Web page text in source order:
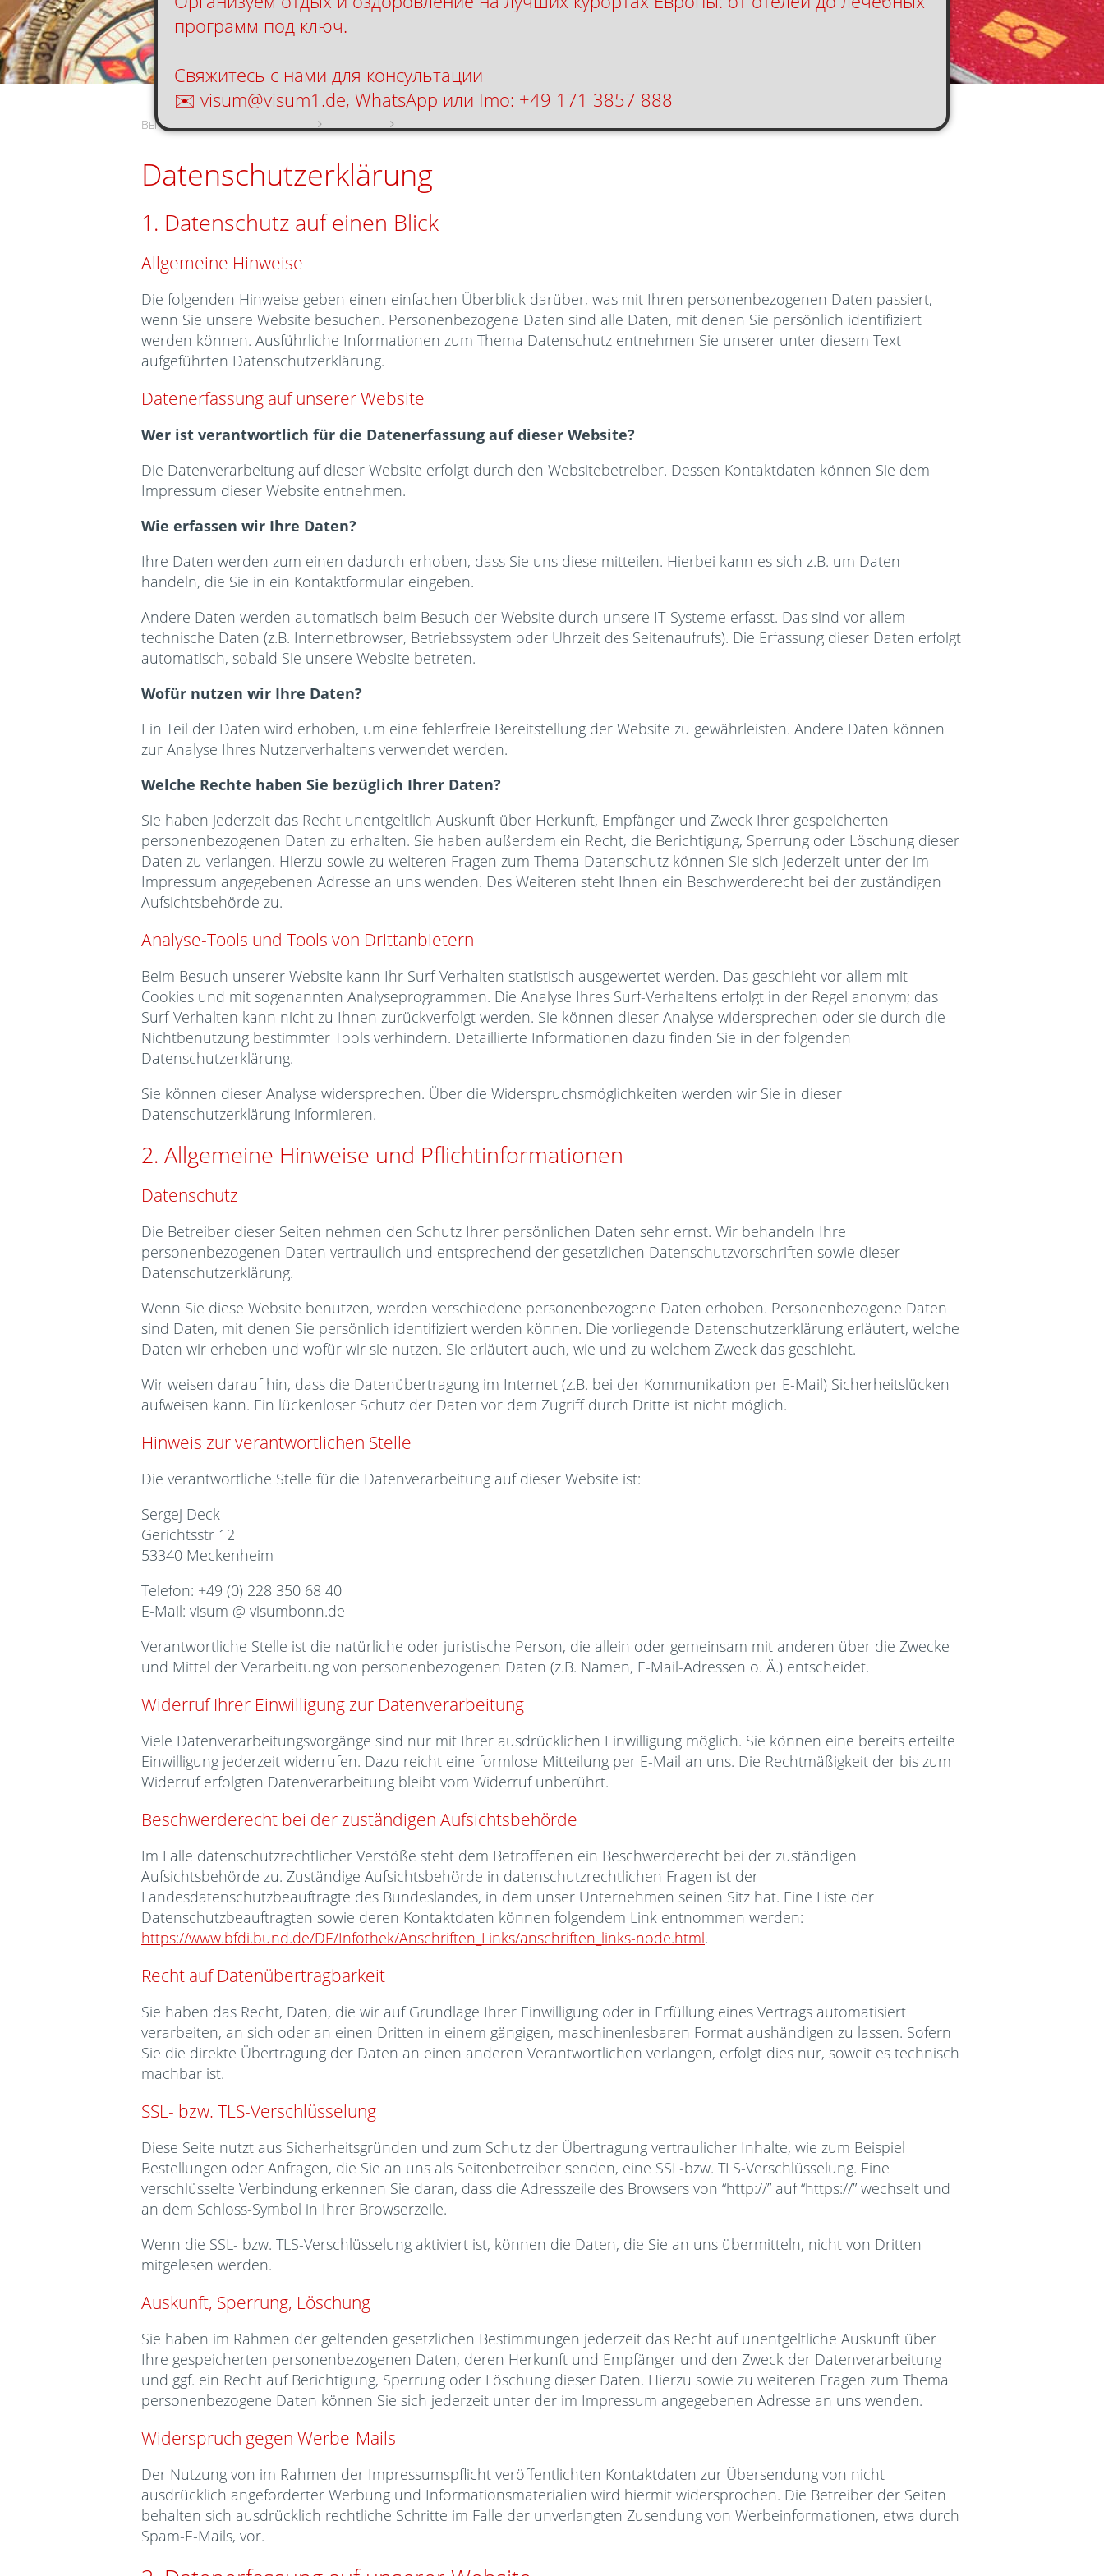
программ под ключ.
Свяжитесь с нами для консультации
✉️ visum@visum1.de, WhatsApp или Imo: +49 171 3857 888
Вы находитесь тут: Главная Контакт Datenschutz
Datenschutzerklärung
1. Datenschutz auf einen Blick
Allgemeine Hinweise
Die folgenden Hinweise geben einen einfachen Überblick darüber, was mit Ihren personenbezogenen Daten passiert,
wenn Sie unsere Website besuchen. Personenbezogene Daten sind alle Daten, mit denen Sie persönlich identifiziert
werden können. Ausführliche Informationen zum Thema Datenschutz entnehmen Sie unserer unter diesem Text
aufgeführten Datenschutzerklärung.
Datenerfassung auf unserer Website
Wer ist verantwortlich für die Datenerfassung auf dieser Website?
Die Datenverarbeitung auf dieser Website erfolgt durch den Websitebetreiber. Dessen Kontaktdaten können Sie dem
Impressum dieser Website entnehmen.
Wie erfassen wir Ihre Daten?
Ihre Daten werden zum einen dadurch erhoben, dass Sie uns diese mitteilen. Hierbei kann es sich z.B. um Daten
handeln, die Sie in ein Kontaktformular eingeben.
Andere Daten werden automatisch beim Besuch der Website durch unsere IT-Systeme erfasst. Das sind vor allem
technische Daten (z.B. Internetbrowser, Betriebssystem oder Uhrzeit des Seitenaufrufs). Die Erfassung dieser Daten erfolgt
automatisch, sobald Sie unsere Website betreten.
Wofür nutzen wir Ihre Daten?
Ein Teil der Daten wird erhoben, um eine fehlerfreie Bereitstellung der Website zu gewährleisten. Andere Daten können
zur Analyse Ihres Nutzerverhaltens verwendet werden.
Welche Rechte haben Sie bezüglich Ihrer Daten?
Sie haben jederzeit das Recht unentgeltlich Auskunft über Herkunft, Empfänger und Zweck Ihrer gespeicherten
personenbezogenen Daten zu erhalten. Sie haben außerdem ein Recht, die Berichtigung, Sperrung oder Löschung dieser
Daten zu verlangen. Hierzu sowie zu weiteren Fragen zum Thema Datenschutz können Sie sich jederzeit unter der im
Impressum angegebenen Adresse an uns wenden. Des Weiteren steht Ihnen ein Beschwerderecht bei der zuständigen
Aufsichtsbehörde zu.
Analyse-Tools und Tools von Drittanbietern
Beim Besuch unserer Website kann Ihr Surf-Verhalten statistisch ausgewertet werden. Das geschieht vor allem mit
Cookies und mit sogenannten Analyseprogrammen. Die Analyse Ihres Surf-Verhaltens erfolgt in der Regel anonym; das
Surf-Verhalten kann nicht zu Ihnen zurückverfolgt werden. Sie können dieser Analyse widersprechen oder sie durch die
Nichtbenutzung bestimmter Tools verhindern. Detaillierte Informationen dazu finden Sie in der folgenden
Datenschutzerklärung.
Sie können dieser Analyse widersprechen. Über die Widerspruchsmöglichkeiten werden wir Sie in dieser
Datenschutzerklärung informieren.
2. Allgemeine Hinweise und Pflichtinformationen
Datenschutz
Die Betreiber dieser Seiten nehmen den Schutz Ihrer persönlichen Daten sehr ernst. Wir behandeln Ihre
personenbezogenen Daten vertraulich und entsprechend der gesetzlichen Datenschutzvorschriften sowie dieser
Datenschutzerklärung.
Wenn Sie diese Website benutzen, werden verschiedene personenbezogene Daten erhoben. Personenbezogene Daten
sind Daten, mit denen Sie persönlich identifiziert werden können. Die vorliegende Datenschutzerklärung erläutert, welche
Daten wir erheben und wofür wir sie nutzen. Sie erläutert auch, wie und zu welchem Zweck das geschieht.
Wir weisen darauf hin, dass die Datenübertragung im Internet (z.B. bei der Kommunikation per E-Mail) Sicherheitslücken
aufweisen kann. Ein lückenloser Schutz der Daten vor dem Zugriff durch Dritte ist nicht möglich.
Hinweis zur verantwortlichen Stelle
Die verantwortliche Stelle für die Datenverarbeitung auf dieser Website ist:
Sergej Deck
Gerichtsstr 12
53340 Meckenheim
Telefon: +49 (0) 228 350 68 40
E-Mail: visum @ visumbonn.de
Verantwortliche Stelle ist die natürliche oder juristische Person, die allein oder gemeinsam mit anderen über die Zwecke
und Mittel der Verarbeitung von personenbezogenen Daten (z.B. Namen, E-Mail-Adressen o. Ä.) entscheidet.
Widerruf Ihrer Einwilligung zur Datenverarbeitung
Viele Datenverarbeitungsvorgänge sind nur mit Ihrer ausdrücklichen Einwilligung möglich. Sie können eine bereits erteilte
Einwilligung jederzeit widerrufen. Dazu reicht eine formlose Mitteilung per E-Mail an uns. Die Rechtmäßigkeit der bis zum
Widerruf erfolgten Datenverarbeitung bleibt vom Widerruf unberührt.
Beschwerderecht bei der zuständigen Aufsichtsbehörde
Im Falle datenschutzrechtlicher Verstöße steht dem Betroffenen ein Beschwerderecht bei der zuständigen
Aufsichtsbehörde zu. Zuständige Aufsichtsbehörde in datenschutzrechtlichen Fragen ist der
Landesdatenschutzbeauftragte des Bundeslandes, in dem unser Unternehmen seinen Sitz hat. Eine Liste der
Datenschutzbeauftragten sowie deren Kontaktdaten können folgendem Link entnommen werden:
https://www.bfdi.bund.de/DE/Infothek/Anschriften_Links/anschriften_links-node.html.
Recht auf Datenübertragbarkeit
Sie haben das Recht, Daten, die wir auf Grundlage Ihrer Einwilligung oder in Erfüllung eines Vertrags automatisiert
verarbeiten, an sich oder an einen Dritten in einem gängigen, maschinenlesbaren Format aushändigen zu lassen. Sofern
Sie die direkte Übertragung der Daten an einen anderen Verantwortlichen verlangen, erfolgt dies nur, soweit es technisch
machbar ist.
SSL- bzw. TLS-Verschlüsselung
Diese Seite nutzt aus Sicherheitsgründen und zum Schutz der Übertragung vertraulicher Inhalte, wie zum Beispiel
Bestellungen oder Anfragen, die Sie an uns als Seitenbetreiber senden, eine SSL-bzw. TLS-Verschlüsselung. Eine
verschlüsselte Verbindung erkennen Sie daran, dass die Adresszeile des Browsers von “http://” auf “https://” wechselt und
an dem Schloss-Symbol in Ihrer Browserzeile.
Wenn die SSL- bzw. TLS-Verschlüsselung aktiviert ist, können die Daten, die Sie an uns übermitteln, nicht von Dritten
mitgelesen werden.
Auskunft, Sperrung, Löschung
Sie haben im Rahmen der geltenden gesetzlichen Bestimmungen jederzeit das Recht auf unentgeltliche Auskunft über
Ihre gespeicherten personenbezogenen Daten, deren Herkunft und Empfänger und den Zweck der Datenverarbeitung
und ggf. ein Recht auf Berichtigung, Sperrung oder Löschung dieser Daten. Hierzu sowie zu weiteren Fragen zum Thema
personenbezogene Daten können Sie sich jederzeit unter der im Impressum angegebenen Adresse an uns wenden.
Widerspruch gegen Werbe-Mails
Der Nutzung von im Rahmen der Impressumspflicht veröffentlichten Kontaktdaten zur Übersendung von nicht
ausdrücklich angeforderter Werbung und Informationsmaterialien wird hiermit widersprochen. Die Betreiber der Seiten
behalten sich ausdrücklich rechtliche Schritte im Falle der unverlangten Zusendung von Werbeinformationen, etwa durch
Spam-E-Mails, vor.